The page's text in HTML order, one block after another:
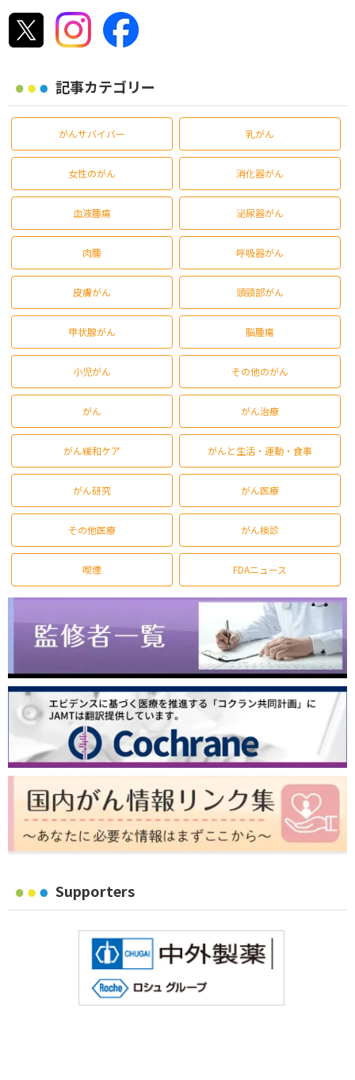
記事カテゴリー
がんサバイバー 乳がん
女性のがん 消化器がん
血液腫瘍 泌尿器がん
肉腫 呼吸器がん
皮膚がん 頭頸部がん
甲状腺がん 脳腫瘍
小児がん その他のがん
がん がん治療
がん緩和ケア がんと生活・運動・食事
がん研究 がん医療
その他医療 がん検診
喫煙 FDAニュース
Supporters